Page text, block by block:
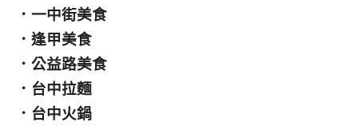
． 一中街美食
． 逢甲美食
． 公益路美食
． 台中拉麵
． 台中火鍋